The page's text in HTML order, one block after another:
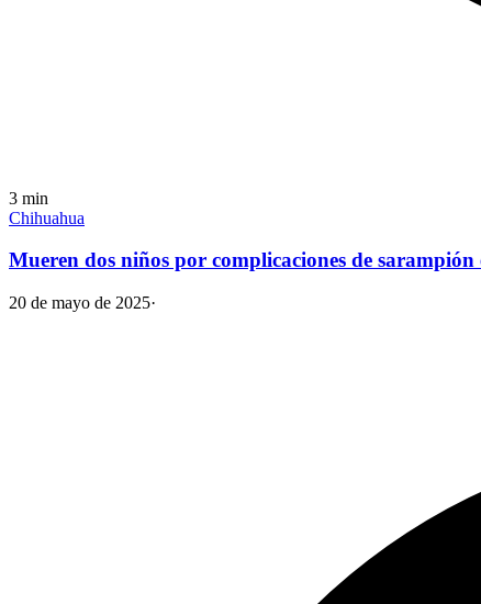
3 min
Chihuahua
Mueren dos niños por complicaciones de
20 de mayo de 2025·